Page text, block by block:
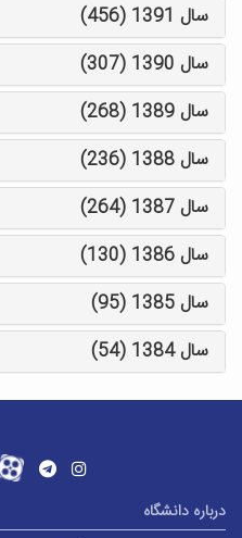
سال 1391 (456)
سال 1390 (307)
سال 1389 (268)
سال 1388 (236)
سال 1387 (264)
سال 1386 (130)
سال 1385 (95)
سال 1384 (54)
درباره دانشگاه